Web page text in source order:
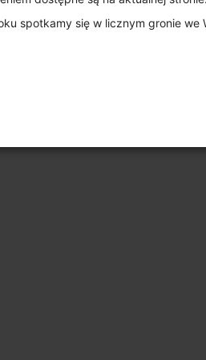
spotkamy się w licznym gronie we